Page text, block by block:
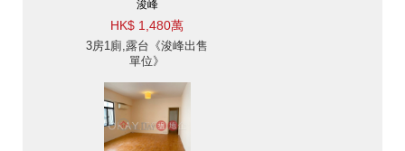
浚峰
HK$ 1,480萬
3房1廁,露台《浚峰出售
單位》